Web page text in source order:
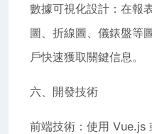
數據可視化設計：在報
圖、折線圖、儀錶盤等
戶快速獲取關鍵信息。
六、開發技術
前端技術：使用 Vue.js